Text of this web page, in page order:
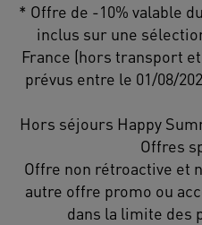
* Offre de -10% valable
inclus sur une
France (hors transport
prévus entre le 01/08/
Hors séjours Happy
Offres
Offre non rétroactive et
autre offre promo ou
dans la limite des